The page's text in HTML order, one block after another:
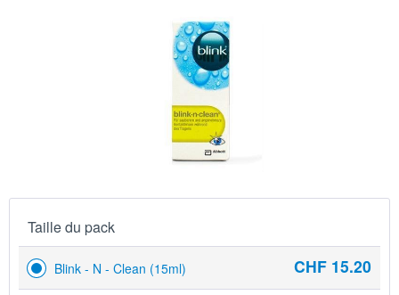
Taille du pack
Blink - N - Clean (15ml) CHF 15.20